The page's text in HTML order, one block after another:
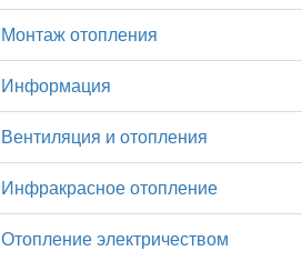
Монтаж отопления
Информация
Вентиляция и отопления
Инфракрасное отопление
Отопление электричеством